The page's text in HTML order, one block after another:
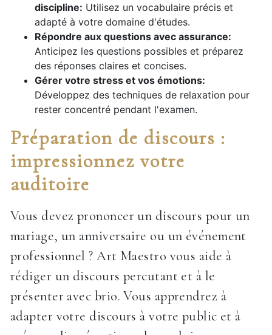
discipline: Utilisez un vocabulaire précis et
adapté à votre domaine d'études.
Répondre aux questions avec assurance:
Anticipez les questions possibles et préparez
des réponses claires et concises.
Gérer votre stress et vos émotions:
Développez des techniques de relaxation pour
rester concentré pendant l'examen.
Préparation de discours :
impressionnez votre
auditoire
Vous devez prononcer un discours pour un
mariage, un anniversaire ou un événement
professionnel ? Art Maestro vous aide à
rédiger un discours percutant et à le
présenter avec brio. Vous apprendrez à
adapter votre discours à votre public et à